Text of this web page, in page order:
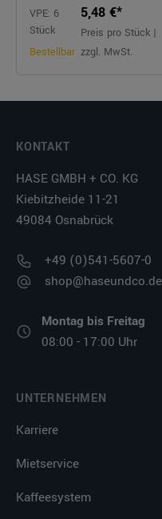
VPE: 6
Stück
Bestellbar
5,48 €*
Preis pro Stück |
zzgl. MwSt.
KONTAKT
HASE GMBH + CO. KG
Kiebitzheide 11-21
49084 Osnabrück
+49 (0)541-5607-0
shop@haseundco.de
Montag bis Freitag
08:00 - 17:00 Uhr
UNTERNEHMEN
Karriere
Mietservice
Kaffeesystem